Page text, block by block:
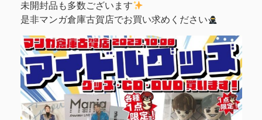
未開封品も多数ございます
是非マンガ倉庫古賀店でお買い求めください